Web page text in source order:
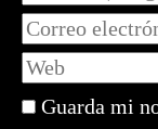
tu
nombre
o
de
Introduce
tu
dirección
de
Introduce
la
URLGuarda mi